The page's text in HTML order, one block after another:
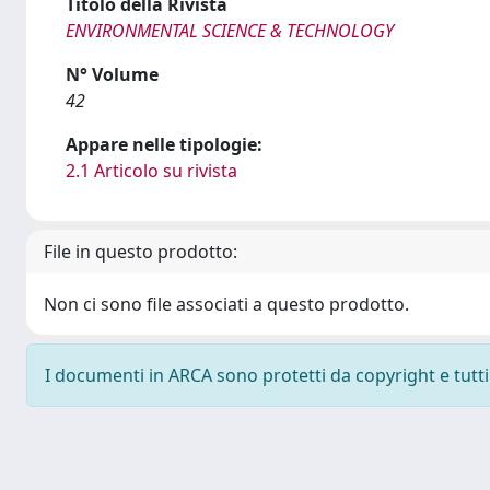
ENVIRONMENTAL SCIENCE & TECHNOLOGY
N° Volume
42
Appare nelle tipologie:
2.1 Articolo su rivista
File in questo prodotto:
Non ci sono file associati a questo prodotto.
I documenti in ARCA sono protetti da copyright e